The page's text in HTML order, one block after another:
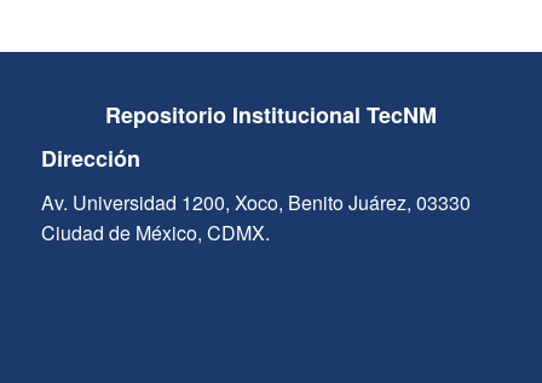
Repositorio Institucional TecNM
Dirección
Av. Universidad 1200, Xoco, Benito Juárez, 03330
Ciudad de México, CDMX.